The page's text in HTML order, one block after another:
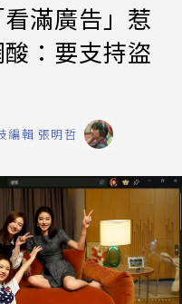
滿廣告」惹
：要支持盜
編輯 張明哲